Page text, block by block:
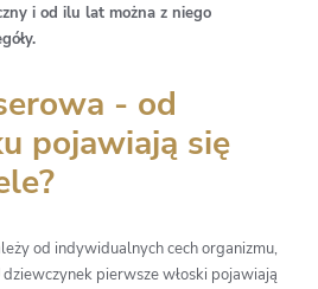
i od ilu lat można z niego
- od
pojawiają się
od indywidualnych cech organizmu,
pierwsze włoski pojawiają